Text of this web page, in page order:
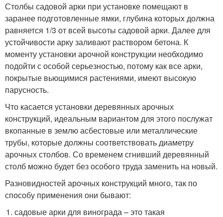
Столбы садовой арки при установке помещают в
заранее подготовленные ямки, глубина которых должна
равняется 1/3 от всей высоты садовой арки. Далее для
устойчивости арку заливают раствором бетона. К
моменту установки арочной конструкции необходимо
подойти с особой серьезностью, потому как все арки,
покрытые вьющимися растениями, имеют высокую
парусность.
Что касается установки деревянных арочных
конструкций, идеальным вариантом для этого послужат
вкопанные в землю асбестовые или металлические
трубы, которые должны соответствовать диаметру
арочных столбов. Со временем сгнивший деревянный
столб можно будет без особого труда заменить на новый.
Разновидностей арочных конструкций много, так по
способу применения они бывают:
садовые арки для винограда – это такая